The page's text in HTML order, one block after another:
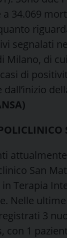
34.069
segnalati
Milano, di
di
San
Terapia
Nelle ultime
3
con 1